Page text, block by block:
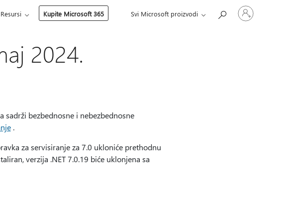
Resursi Kupite Microsoft 365 Svi Microsoft proizvodi
Prijavite
se
2024.
sadrži bezbednosne i nebezbednosne
.
za servisiranje za 7.0 ukloniće prethodnu
verzija .NET 7.0.19 biće uklonjena sa